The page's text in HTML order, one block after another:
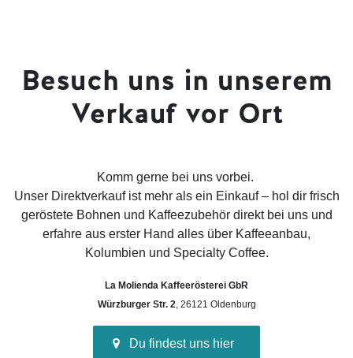
Besuch uns in unserem
Verkauf vor Ort
Komm gerne bei uns vorbei.
Unser Direktverkauf ist mehr als ein Einkauf – hol dir frisch
geröstete Bohnen und Kaffeezubehör direkt bei uns und
erfahre aus erster Hand alles über Kaffeeanbau,
Kolumbien und Specialty Coffee.
La Molienda Kaffeerösterei GbR
Würzburger Str. 2, 26121 Oldenburg
Du findest uns hier